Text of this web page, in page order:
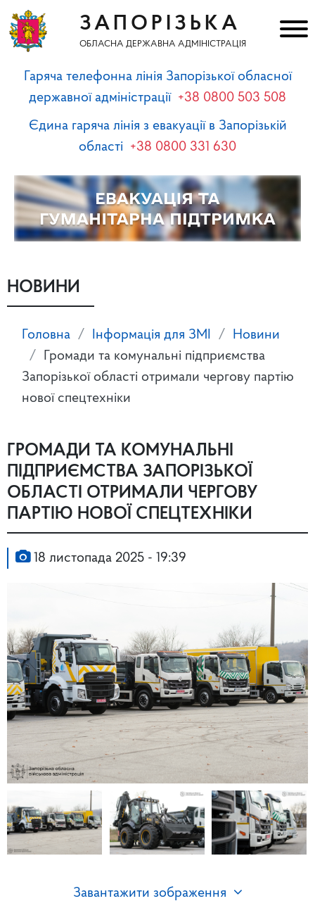
ЗАПОРІЗЬКА
ОБЛАСНА ДЕРЖАВНА АДМІНІСТРАЦІЯ
Гаряча телефонна лінія Запорізької обласної
державної адміністрації +38 0800 503 508
Єдина гаряча лінія з евакуації в Запорізькій
області +38 0800 331 630
НОВИНИ
Головна Інформація для ЗМІ
Новини
Громади та комунальні підприємства
Запорізької області отримали чергову партію
нової спецтехніки
ГРОМАДИ ТА КОМУНАЛЬНІ
ПІДПРИЄМСТВА ЗАПОРІЗЬКОЇ
ОБЛАСТІ ОТРИМАЛИ ЧЕРГОВУ
ПАРТІЮ НОВОЇ СПЕЦТЕХНІКИ
18 листопада 2025 - 19:39
Завантажити зображення